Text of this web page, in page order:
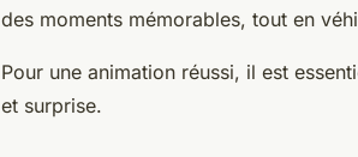
des moments mémorables, tout en
Pour une animation réussi, il est
et surprise.